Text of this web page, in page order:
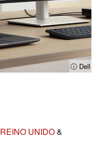
ⓘ Dell
REINO UNIDO&